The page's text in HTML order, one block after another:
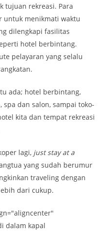
tujuan rekreasi. Para
untuk menikmati waktu
dilengkapi fasilitas
hotel berbintang.
pelayaran yang selalu
ada; hotel berbintang,
dan salon, sampai toko-
kita dan tempat rekreasi
lagi, just stay at a
yang sudah berumur
traveling dengan
dari cukup.
dalam kapal